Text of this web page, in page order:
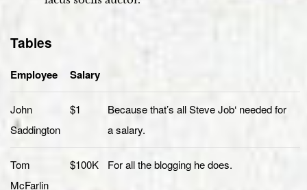
Tables
Employee Salary
John
Saddington
$1
Because that’s all Steve Job‘ needed for
a salary.
Tom
McFarlin
$100K For all the blogging he does.